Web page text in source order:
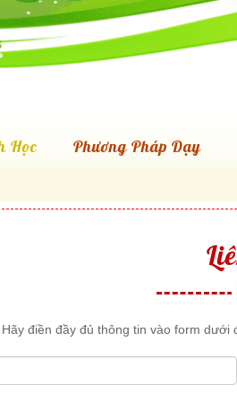
Học Phương Pháp Dạy
Hãy điền đầy đủ thông tin vào form dưới